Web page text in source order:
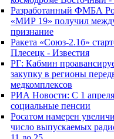
Разработанный ФМБА
«МИР 19» получил
признание
Ракета «Союз-2.1б»
Плесецк - Известия
РГ: Кабмин
закупку в регионы
медкомплексов
РИА Новости: С 1
социальные пенсии
Росатом намерен
число выпускаемых